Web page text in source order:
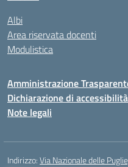
Albi
Area riservata docenti
Modulistica
Amministrazione
Dichiarazione di accessibilità
Note legali
Indirizzo:Via Nazionale delle